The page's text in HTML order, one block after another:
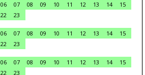
06 07 08 09 10 11 12 13 14
15
22
23
06 07 08 09 10 11 12 13 14
15
22
23
06 07 08 09 10 11 12 13 14
15
22
23